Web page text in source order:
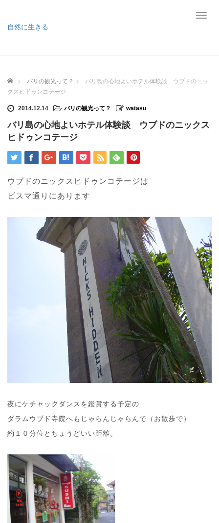
T
l
a
a
自然に生きる
ホーム バリの観光って？
バリ島の心地よいホテル体験談 ウブドのニッ
クスヒドゥンコテージ
2014.12.14 バリの観光って？ watasu
バリ島の心地よいホテル体験談 ウブドのニックス
ヒドゥンコテージ
ウブドのニックスヒドゥンコテージは
ビスマ通りにあります
夜にケチャックダンスを鑑賞する予定の
ダラムウブド寺院へもじゃらんじゃらんで（お散歩で）
約１０分位とちょうどいい距離。